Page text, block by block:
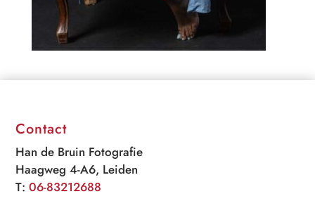
Contact
Han de Bruin Fotografie
Haagweg 4-A6, Leiden
T:06-83212688